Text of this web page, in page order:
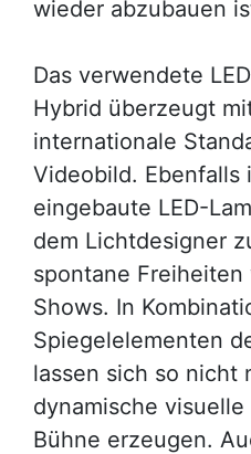
wieder abzubauen
Das verwendete
Hybrid überzeugt
internationale
Videobild. Ebenfalls
eingebaute LED-
dem Lichtdesigner
spontane
Shows. In
Spiegelelementen
lassen sich so nicht
dynamische
Bühne erzeugen.